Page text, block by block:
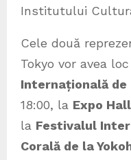
Institutului
Cele două
Tokyo vor avea
Internațională de
18:00, la Expo
la Festivalul
Corală de la